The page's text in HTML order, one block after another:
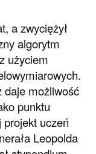
a zwyciężył
algorytm
użyciem
daje możliwość
punktu
uczeń
Leopolda